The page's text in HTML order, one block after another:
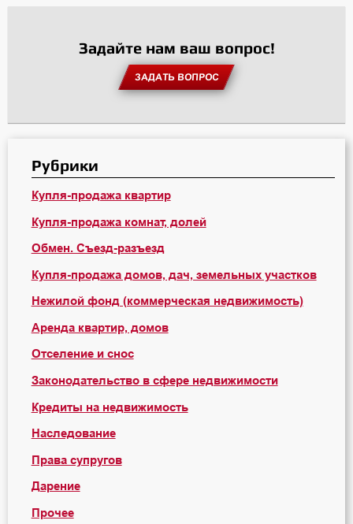
Задайте нам ваш вопрос!
ЗАДАТЬ ВОПРОС
Рубрики
Купля-продажа квартир
Купля-продажа комнат, долей
Обмен. Съезд-разъезд
Купля-продажа домов, дач, земельных участков
Нежилой фонд (коммерческая недвижимость)
Аренда квартир, домов
Отселение и снос
Законодательство в сфере недвижимости
Кредиты на недвижимость
Наследование
Права супругов
Дарение
Прочее